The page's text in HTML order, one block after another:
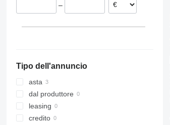
–
Tipo dell'annuncio
asta
dal produttore
leasing
credito